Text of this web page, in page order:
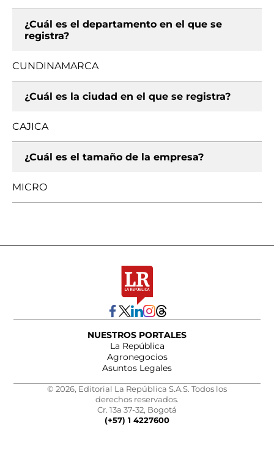
¿Cuál es el departamento en el que se
registra?
CUNDINAMARCA
¿Cuál es la ciudad en el que se registra?
CAJICA
¿Cuál es el tamaño de la empresa?
MICRO
NUESTROS PORTALES
La República
Agronegocios
Asuntos Legales
© 2026, Editorial La República S.A.S. Todos los
derechos reservados.
Cr. 13a 37-32, Bogotá
(+57) 1 4227600